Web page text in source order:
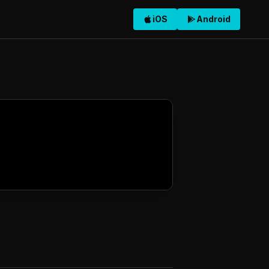
iOS Android